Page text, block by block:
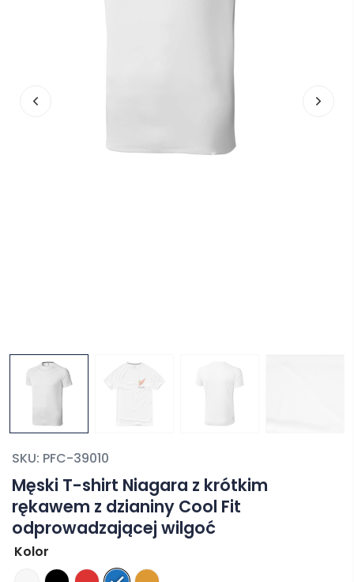
Męski T-shirt Niagara z krótkim
rękawem z dzianiny Cool Fit
odprowadzającej wilgoć
SKU: PFC-39010
Kolor